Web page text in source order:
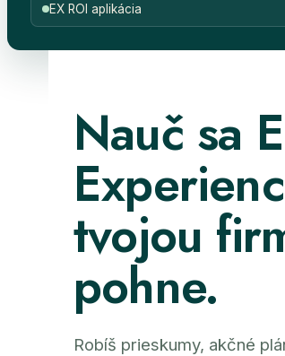
EX ROI aplikácia
Nauč sa
tvojou
pohne.
Robíš prieskumy, akčné